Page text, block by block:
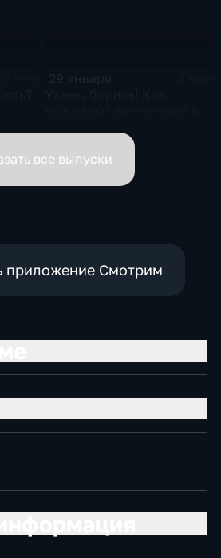
все выпуски
приложение Смотрим